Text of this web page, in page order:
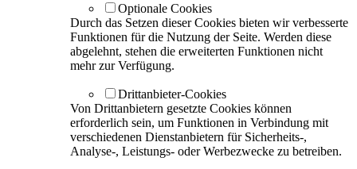
Optionale Cookies
Durch das Setzen dieser Cookies bieten wir verbesserte
Funktionen für die Nutzung der Seite. Werden diese
abgelehnt, stehen die erweiterten Funktionen nicht
mehr zur Verfügung.
Drittanbieter-Cookies
Von Drittanbietern gesetzte Cookies können
erforderlich sein, um Funktionen in Verbindung mit
verschiedenen Dienstanbietern für Sicherheits-,
Analyse-, Leistungs- oder Werbezwecke zu betreiben.